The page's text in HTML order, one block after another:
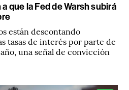
que la Fed de Warsh subirá
están descontando
tasas de interés por parte de
una señal de convicción